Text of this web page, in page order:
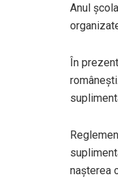
Anul
În
nașterea